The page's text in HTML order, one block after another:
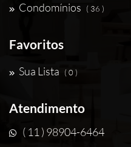
Condomínios ( 36 )
Favoritos
Sua Lista ( 0 )
Atendimento
( 11 ) 98904-6464